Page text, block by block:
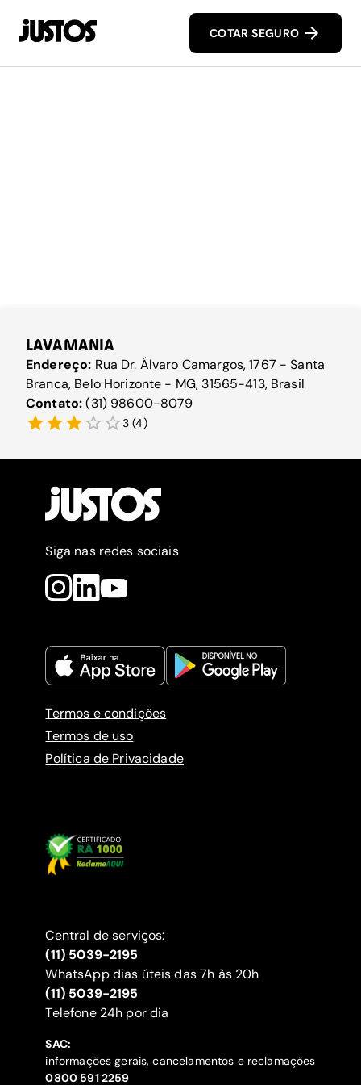
COTAR SEGURO
LAVAMANIA
Endereço: Rua Dr. Álvaro Camargos, 1767 - Santa
Branca, Belo Horizonte - MG, 31565-413, Brasil
Contato:(31) 98600-8079
3 (4)
Siga nas redes sociais
Termos e condições
Termos de uso
Política de Privacidade
Central de serviços:
(11) 5039-2195
WhatsApp dias úteis das 7h às 20h
(11) 5039-2195
‍Telefone 24h por dia
SAC:
informações gerais, cancelamentos e reclamações
‍0800 591 2259